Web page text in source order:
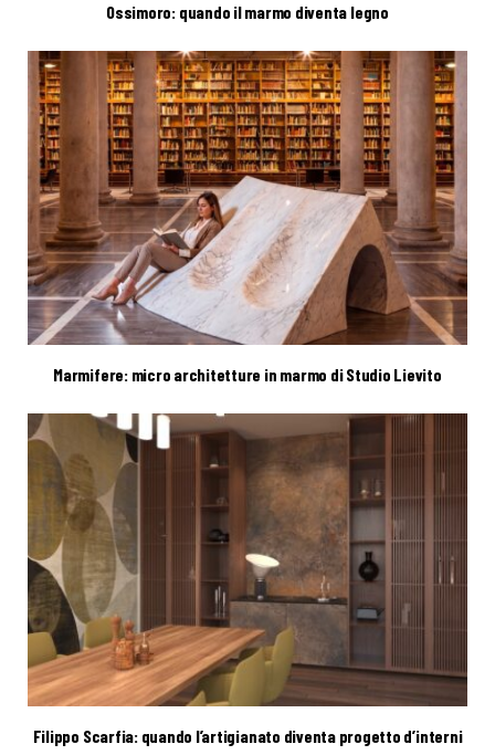
Ossimoro: quando il marmo diventa legno
Marmifere: micro architetture in marmo di Studio Lievito
Filippo Scarfia: quando l’artigianato diventa progetto d’interni